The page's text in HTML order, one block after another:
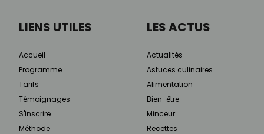
LIENS UTILES
Accueil
Programme
Tarifs
Témoignages
S'inscrire
Méthode
LES ACTUS
Actualités
Astuces culinaires
Alimentation
Bien-être
Minceur
Recettes